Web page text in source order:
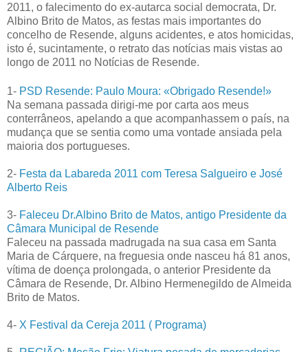
2011, o falecimento do ex-autarca social democrata, Dr.
Albino Brito de Matos, as festas mais importantes do
concelho de Resende, alguns acidentes, e atos homicidas,
isto é, sucintamente, o retrato das notícias mais vistas ao
longo de 2011 no Notícias de Resende.
1- PSD Resende: Paulo Moura: «Obrigado Resende!»
Na semana passada dirigi-me por carta aos meus
conterrâneos, apelando a que acompanhassem o país, na
mudança que se sentia como uma vontade ansiada pela
maioria dos portugueses.
2- Festa da Labareda 2011 com Teresa Salgueiro e José
Alberto Reis
3- Faleceu Dr.Albino Brito de Matos, antigo Presidente da
Câmara Municipal de Resende
Faleceu na passada madrugada na sua casa em Santa
Maria de Cárquere, na freguesia onde nasceu há 81 anos,
vítima de doença prolongada, o anterior Presidente da
Câmara de Resende, Dr. Albino Hermenegildo de Almeida
Brito de Matos.
4- X Festival da Cereja 2011 ( Programa)